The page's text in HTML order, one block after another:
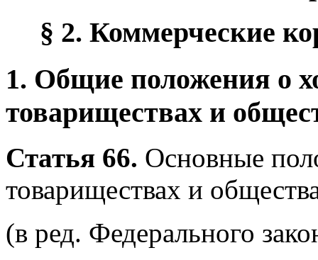
§ 2. Коммерческие
1. Общие положения о
товариществах и
Статья 66. Основные
товариществах и
(в ред. Федерального